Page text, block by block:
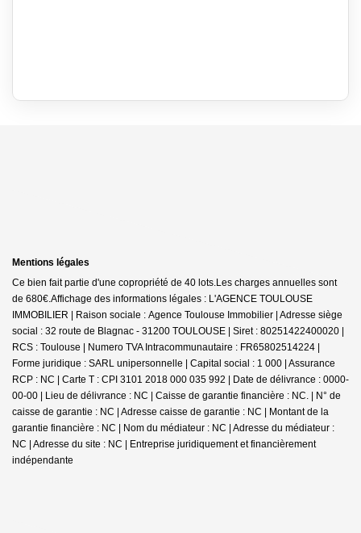
Mentions légales
Ce bien fait partie d'une copropriété de 40 lots.Les charges annuelles sont
de 680€.Affichage des informations légales : L'AGENCE TOULOUSE
IMMOBILIER | Raison sociale : Agence Toulouse Immobilier | Adresse siège
social : 32 route de Blagnac - 31200 TOULOUSE | Siret : 80251422400020 |
RCS : Toulouse | Numero TVA Intracommunautaire : FR65802514224 |
Forme juridique : SARL unipersonnelle | Capital social : 1 000 | Assurance
RCP : NC | Carte T : CPI 3101 2018 000 035 992 | Date de délivrance : 0000-
00-00 | Lieu de délivrance : NC | Caisse de garantie financière : NC. | N° de
caisse de garantie : NC | Adresse caisse de garantie : NC | Montant de la
garantie financière : NC | Nom du médiateur : NC | Adresse du médiateur :
NC | Adresse du site : NC | Entreprise juridiquement et financièrement
indépendante